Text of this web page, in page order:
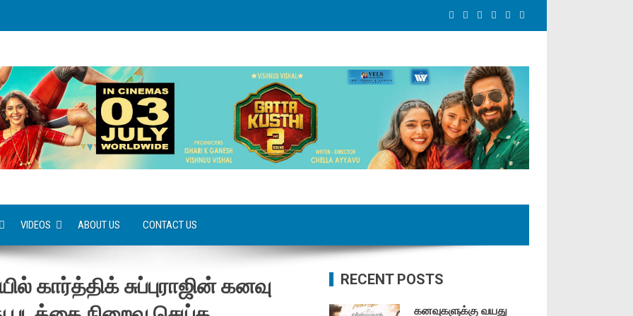
VIDEOS ABOUT US CONTACT US
கார்த்திக் சுப்புராஜின் கனவு
RECENT POSTS
கனவுகளுக்கு வயது